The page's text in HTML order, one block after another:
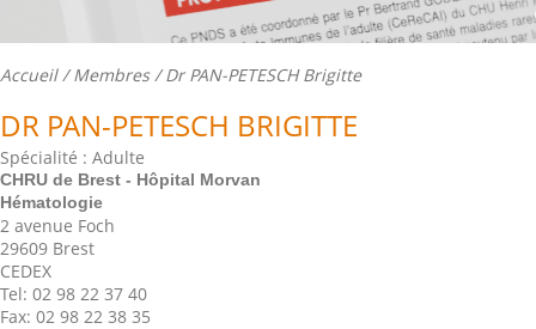
Accueil/Membres/ Dr PAN-PETESCH Brigitte
DR PAN-PETESCH BRIGITTE
Spécialité : Adulte
CHRU de Brest - Hôpital Morvan
Hématologie
2 avenue Foch
29609 Brest
CEDEX
Tel: 02 98 22 37 40
Fax: 02 98 22 38 35